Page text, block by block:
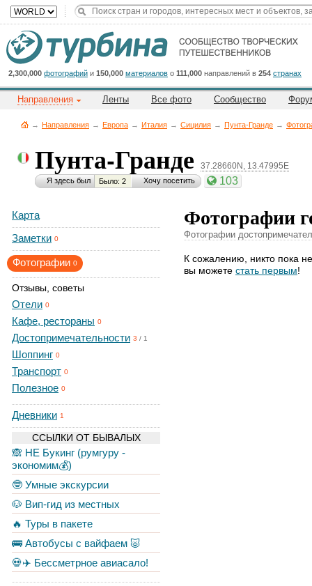
2,300,000 фотографий и 150,000 материалов о 111,000 направлений в 254 странах
Направления Ленты Все фото Сообщество
→ Направления → Европа → Италия → Сицилия → Пунта-Гранде →
Пунта-Гранде 37.28660N, 13.47995E
Я здесь был Было: 2 Хочу посетить 103
Карта
Заметки 0
Фотографии 0
Отзывы, советы
Отели 0
Кафе, рестораны 0
Достопримечательности 3 / 1
Шоппинг 0
Транспорт 0
Полезное 0
Дневники 1
ССЫЛКИ ОТ БЫВАЛЫХ
🙈 НЕ Букинг (румгуру -
экономим💰)
🤓 Умные экскурсии
🐶 Вип-гид из местных
🔥 Туры в пакете
🚌 Автобусы с вайфаем 🐷
💀✈️ Бессметрное авиасало!
Фотографии
Фотографии
К сожалению, никто пока
вы можете стать первым!
Cейчас
на
сайте:
Title
Button